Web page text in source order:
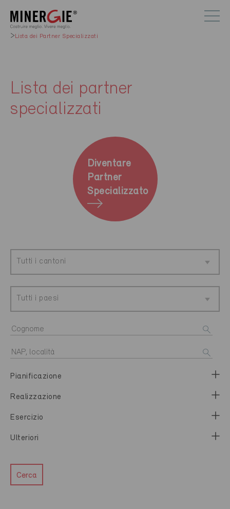
Lista dei Partner Specializzati
Lista dei partner
specializzati
Diventare
Partner
Specializzato
Tutti i cantoni
Tutti i paesi
Pianificazione
Realizzazione
Esercizio
Ulteriori
Cerca